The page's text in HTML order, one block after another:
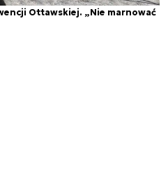
Ottawskiej. „Nie marnować